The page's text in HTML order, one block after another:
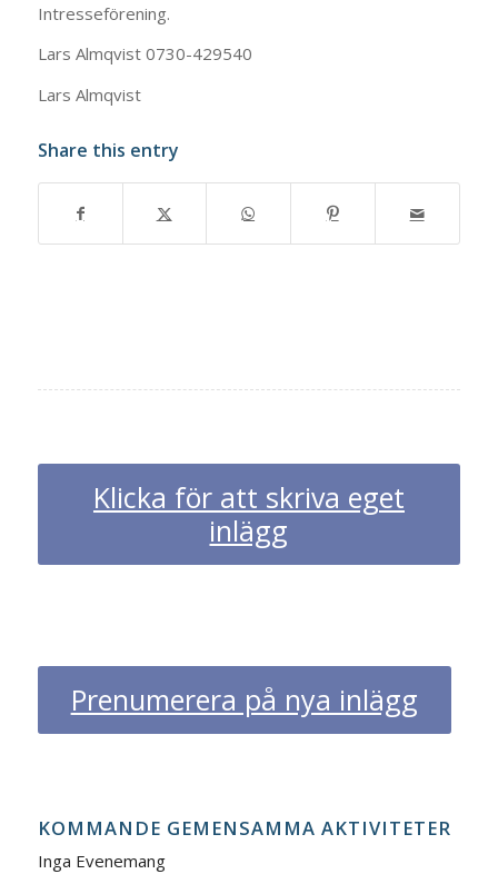
Intresseförening.
Lars Almqvist 0730-429540
Lars Almqvist
Share this entry
Klicka för att skriva eget
inlägg
Prenumerera på nya inlägg
KOMMANDE GEMENSAMMA AKTIVITETER
Inga Evenemang